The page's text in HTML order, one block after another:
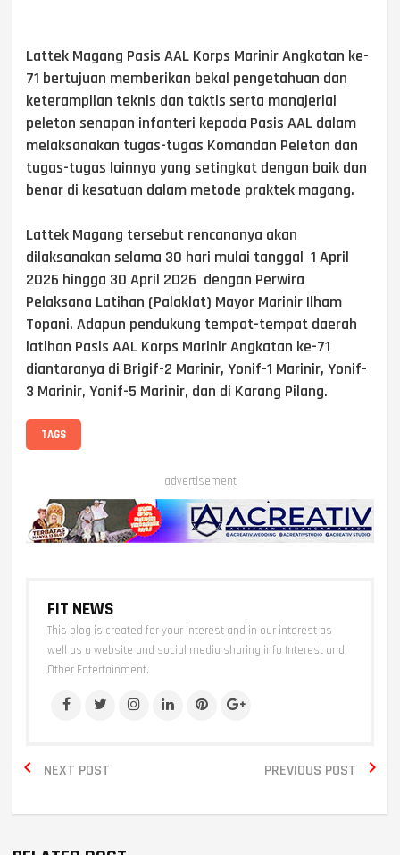
Lattek Magang Pasis AAL Korps Marinir Angkatan ke-
71 bertujuan memberikan bekal pengetahuan dan
keterampilan teknis dan taktis serta manajerial
peleton senapan infanteri kepada Pasis AAL dalam
melaksanakan tugas-tugas Komandan Peleton dan
tugas-tugas lainnya yang setingkat dengan baik dan
benar di kesatuan dalam metode praktek magang.
Lattek Magang tersebut rencananya akan
dilaksanakan selama 30 hari mulai tanggal 1 April
2026 hingga 30 April 2026 dengan Perwira
Pelaksana Latihan (Palaklat) Mayor Marinir Ilham
Topani. Adapun pendukung tempat-tempat daerah
latihan Pasis AAL Korps Marinir Angkatan ke-71
diantaranya di Brigif-2 Marinir, Yonif-1 Marinir, Yonif-
3 Marinir, Yonif-5 Marinir, dan di Karang Pilang.
TAGS
advertisement
FIT NEWS
This blog is created for your interest and in our interest as
well as a website and social media sharing info Interest and
Other Entertainment.
NEXT POST
 PREVIOUS POST 